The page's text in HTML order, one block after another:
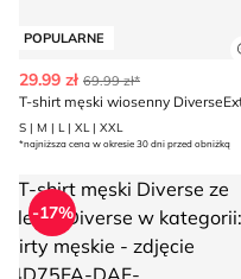
POPULARNE
29.99 zł 69.99 zł*
S | M | L | XL | XXL
*najniższa cena w okresie 30 dni przed obniżką
shirt męski Diverse
-17%